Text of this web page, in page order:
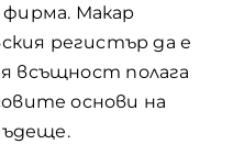
Макар
регистър да е
всъщност полага
основи на